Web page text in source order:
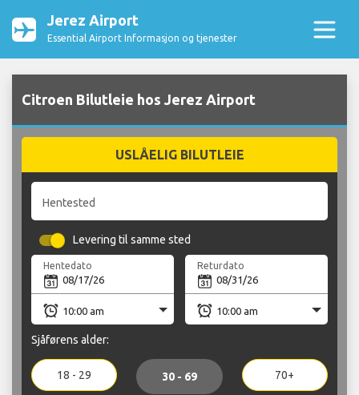
Jerez Airport
Essential Airport Informasjon og tjenester
Citroen Bilutleie hos Jerez Airport
USLÅELIG BILUTLEIE
Hentested
Levering til samme sted
Hentedato Returdato
Sjåførens alder:
18 - 29 30 - 69 70+